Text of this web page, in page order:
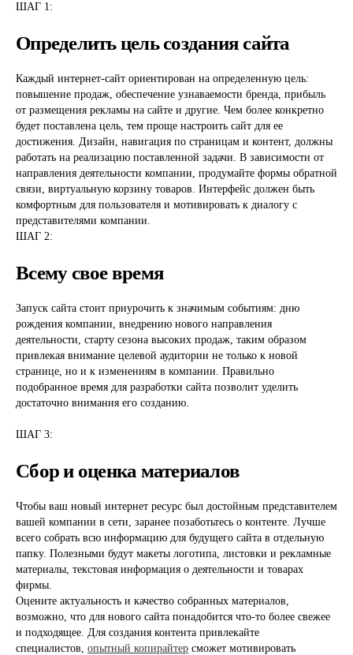
ШАГ 1:
Определить цель создания сайта
Каждый интернет-сайт ориентирован на определенную цель:
повышение продаж, обеспечение узнаваемости бренда, прибыль
от размещения рекламы на сайте и другие. Чем более конкретно
будет поставлена цель, тем проще настроить сайт для ее
достижения. Дизайн, навигация по страницам и контент, должны
работать на реализацию поставленной задачи. В зависимости от
направления деятельности компании, продумайте формы обратной
связи, виртуальную корзину товаров. Интерфейс должен быть
комфортным для пользователя и мотивировать к диалогу с
представителями компании.
ШАГ 2:
Всему свое время
Запуск сайта стоит приурочить к значимым событиям: дню
рождения компании, внедрению нового направления
деятельности, старту сезона высоких продаж, таким образом
привлекая внимание целевой аудитории не только к новой
странице, но и к изменениям в компании. Правильно
подобранное время для разработки сайта позволит уделить
достаточно внимания его созданию.
ШАГ 3:
Сбор и оценка материалов
Чтобы ваш новый интернет ресурс был достойным представителем
вашей компании в сети, заранее позаботьтесь о контенте. Лучше
всего собрать всю информацию для будущего сайта в отдельную
папку. Полезными будут макеты логотипа, листовки и рекламные
материалы, текстовая информация о деятельности и товарах
фирмы.
Оцените актуальность и качество собранных материалов,
возможно, что для нового сайта понадобится что-то более свежее
и подходящее. Для создания контента привлекайте
специалистов, опытный копирайтер сможет мотивировать